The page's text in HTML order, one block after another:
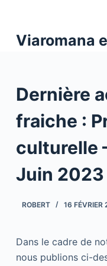
u
o
Viaromana
Dernière
fraiche :
culturelle
Juin 2023
ROBERT 16 FÉVRIER
Dans le cadre de
nous publions ci-